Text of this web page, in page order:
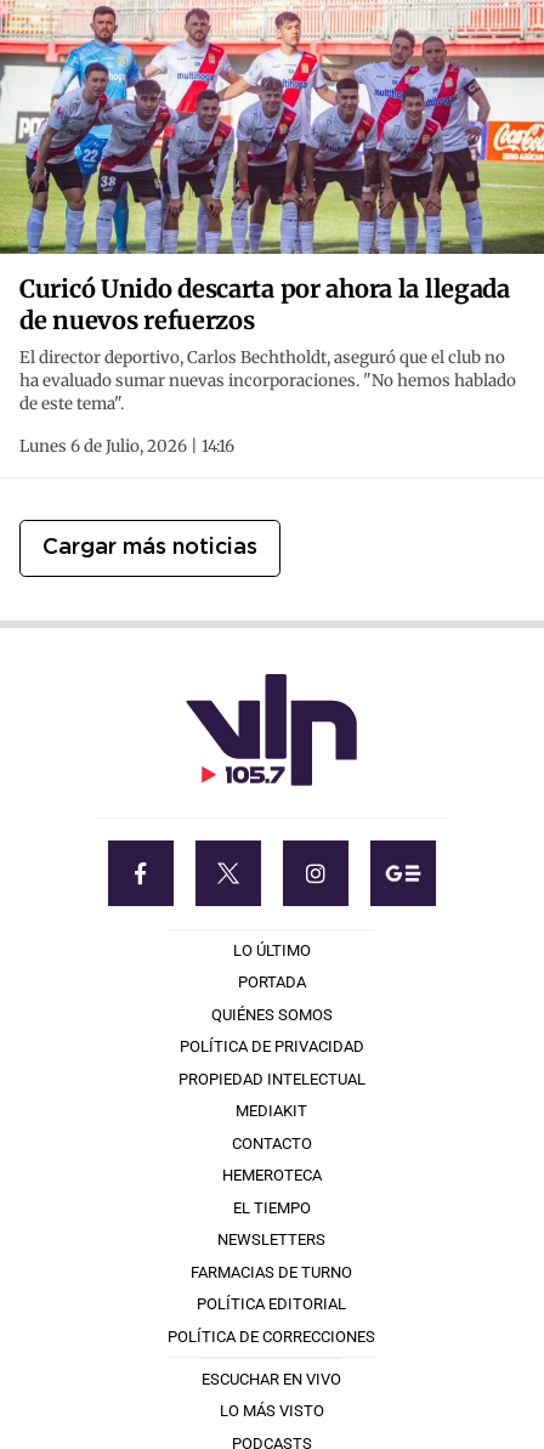
Curicó Unido descarta por ahora la llegada
de nuevos refuerzos
El director deportivo, Carlos Bechtholdt, aseguró que el club no
ha evaluado sumar nuevas incorporaciones. "No hemos hablado
de este tema".
Lunes 6 de Julio, 2026 | 14:16
Cargar más noticias
LO ÚLTIMO
PORTADA
QUIÉNES SOMOS
POLÍTICA DE PRIVACIDAD
PROPIEDAD INTELECTUAL
MEDIAKIT
CONTACTO
HEMEROTECA
EL TIEMPO
NEWSLETTERS
FARMACIAS DE TURNO
POLÍTICA EDITORIAL
POLÍTICA DE CORRECCIONES
ESCUCHAR EN VIVO
LO MÁS VISTO
PODCASTS